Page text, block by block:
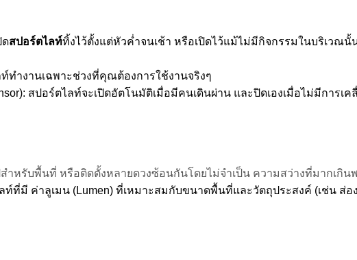
ดสปอร์ตไลท์ทิ้งไว้ตั้งแต่หัวค่ำจนเช้า หรือเปิดไว้แม้ไม่มีกิจกรรมในบริเวณนั้
ท์ทำงานเฉพาะช่วงที่คุณต้องการใช้งานจริงๆ
สปอร์ตไลท์จะเปิดอัตโนมัติเมื่อมีคนเดินผ่าน และปิดเองเมื่อไม่มีการเ
สำหรับพื้นที่ หรือติดตั้งหลายดวงซ้อนกันโดยไม่จำเป็น ความสว่างที่มากเกิ
ท์ที่มี ค่าลูเมน (Lumen) ที่เหมาะสมกับขนาดพื้นที่และวัตถุประสงค์ (เช่น ส่